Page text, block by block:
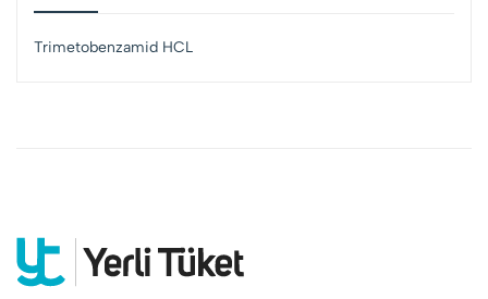
Trimetobenzamid HCL